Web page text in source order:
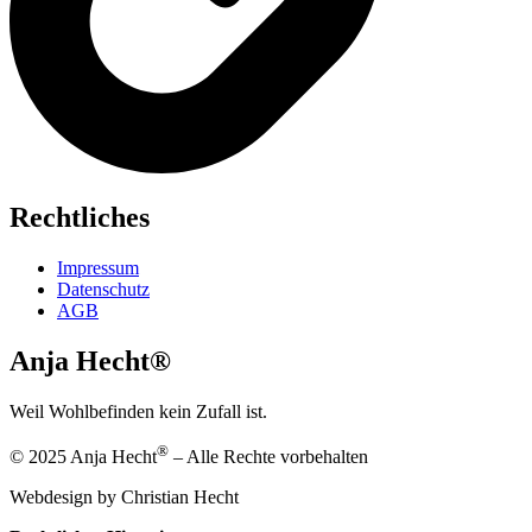
Rechtliches
Impressum
Datenschutz
AGB
Anja Hecht®
Weil Wohlbefinden kein Zufall ist.
© 2025 Anja Hecht® – Alle Rechte vorbehalten
Webdesign by Christian Hecht